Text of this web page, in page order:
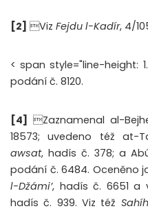
[2] Viz Fejdu l-Kadír, 4/
< span style="line-height:
podání č. 8120.
[4] Zaznamenal al-
18573; uvedeno též at-
awsat, hadís č. 378; a
podání č. 6484. Oceněno
l-Džámi’, hadís č. 6651 a
hadís č. 939. Viz též